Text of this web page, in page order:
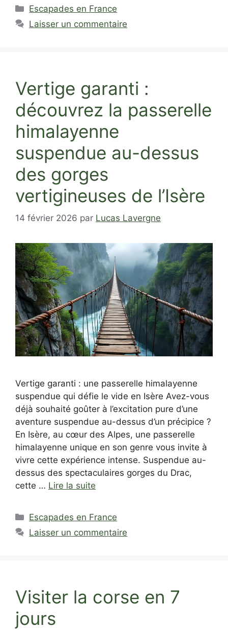
Catégories
Escapades en France
Laisser un commentaire
Vertige garanti :
découvrez la passerelle
himalayenne
suspendue au-dessus
des gorges
vertigineuses de l’Isère
14 février 2026 par Lucas Lavergne
Vertige garanti : une passerelle himalayenne
suspendue qui défie le vide en Isère Avez-vous
déjà souhaité goûter à l’excitation pure d’une
aventure suspendue au-dessus d’un précipice ?
En Isère, au cœur des Alpes, une passerelle
himalayenne unique en son genre vous invite à
vivre cette expérience intense. Suspendue au-
dessus des spectaculaires gorges du Drac,
cette … Lire la suite
Catégories
Escapades en France
Laisser un commentaire
Visiter la corse en 7
jours